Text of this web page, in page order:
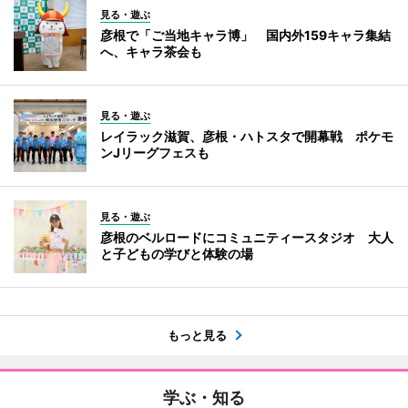
見る・遊ぶ
彦根で「ご当地キャラ博」 国内外159キャラ集結
へ、キャラ茶会も
見る・遊ぶ
レイラック滋賀、彦根・ハトスタで開幕戦 ポケモ
ンJリーグフェスも
見る・遊ぶ
彦根のベルロードにコミュニティースタジオ 大人
と子どもの学びと体験の場
もっと見る
学ぶ・知る